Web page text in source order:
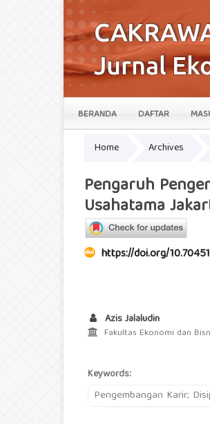
BERANDA DAFTAR
Home Archives
Pengaruh
Usahatama
https://doi.org/
Azis Jalaludin
Fakultas Ekonomi dan
Keywords:
Pengembangan Karir;